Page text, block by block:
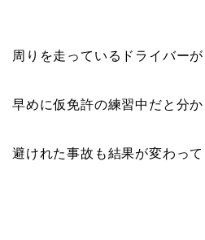
周りを走っているドライバーが
早めに仮免許の練習中だと分
避けれた事故も結果が変わって